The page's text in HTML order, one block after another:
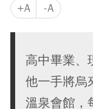
+A -A
高中畢業、
他一手將烏
溫泉會館，